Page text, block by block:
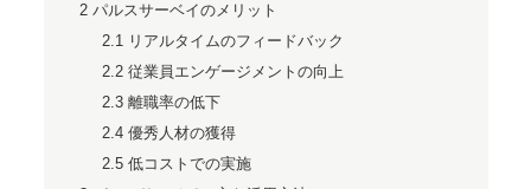
2パルスサーベイのメリット
2.1 リアルタイムのフィードバック
2.2 従業員エンゲージメントの向上
2.3 離職率の低下
2.4 優秀人材の獲得
2.5 低コストでの実施